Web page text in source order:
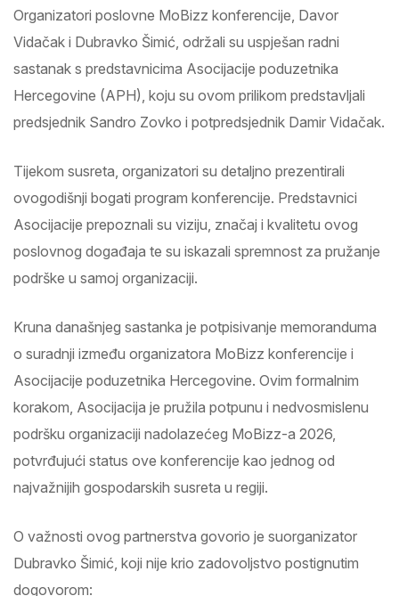
Organizatori poslovne MoBizz konferencije, Davor
Vidačak i Dubravko Šimić, održali su uspješan radni
sastanak s predstavnicima Asocijacije poduzetnika
Hercegovine (APH), koju su ovom prilikom predstavljali
predsjednik Sandro Zovko i potpredsjednik Damir Vidačak.
Tijekom susreta, organizatori su detaljno prezentirali
ovogodišnji bogati program konferencije. Predstavnici
Asocijacije prepoznali su viziju, značaj i kvalitetu ovog
poslovnog događaja te su iskazali spremnost za pružanje
podrške u samoj organizaciji.
Kruna današnjeg sastanka je potpisivanje memoranduma
o suradnji između organizatora MoBizz konferencije i
Asocijacije poduzetnika Hercegovine. Ovim formalnim
korakom, Asocijacija je pružila potpunu i nedvosmislenu
podršku organizaciji nadolazećeg MoBizz-a 2026,
potvrđujući status ove konferencije kao jednog od
najvažnijih gospodarskih susreta u regiji.
O važnosti ovog partnerstva govorio je suorganizator
Dubravko Šimić, koji nije krio zadovoljstvo postignutim
dogovorom: